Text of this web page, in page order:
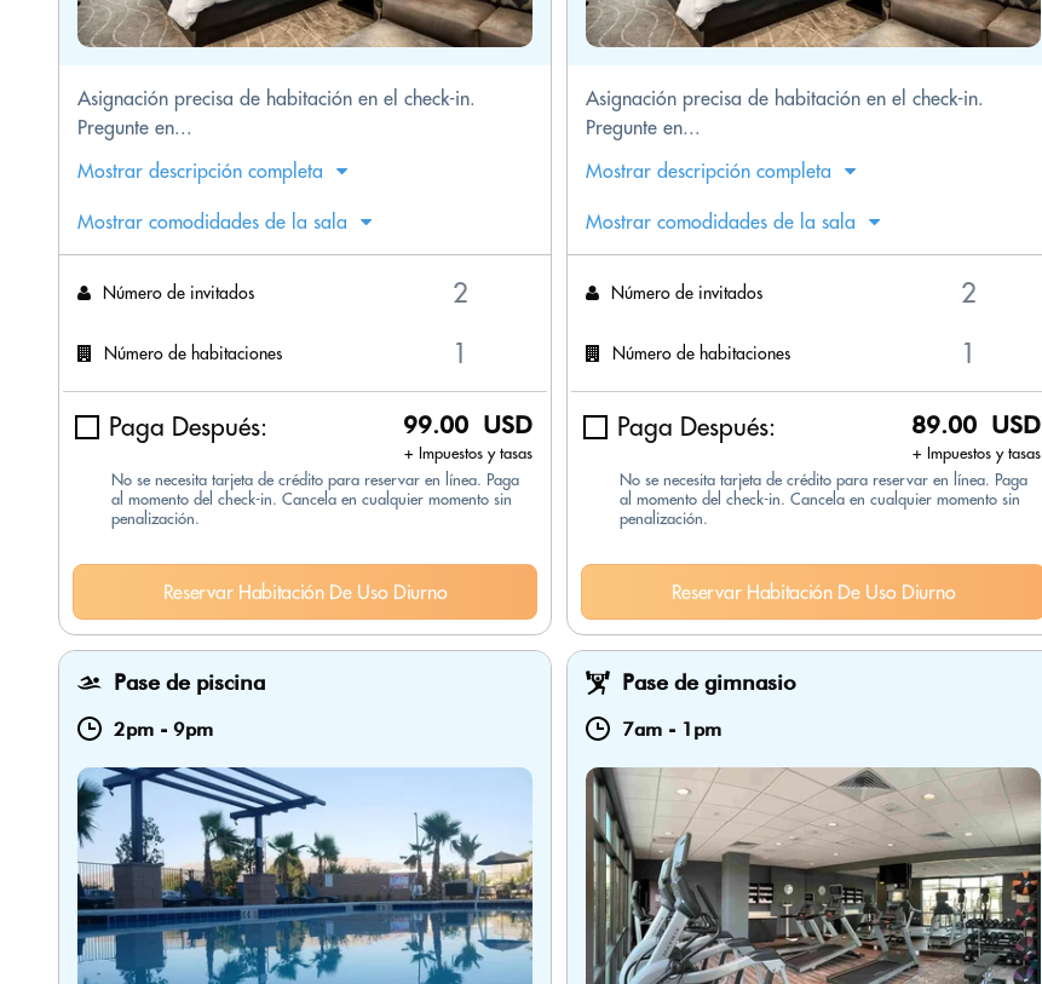
Asignación precisa de habitación en el check-in.
Pregunte en...
Mostrar descripción completa
Mostrar comodidades de la sala
Número de invitados
Número de habitaciones
Paga Después: 99.00 USD
+ Impuestos y tasas
No se necesita tarjeta de crédito para reservar en línea. Paga
al momento del check-in. Cancela en cualquier momento sin
penalización.
Reservar Habitación De Uso Diurno
Asignación precisa de habitación en el check-in.
Pregunte en...
Mostrar descripción completa
Mostrar comodidades de la sala
Número de invitados
Número de habitaciones
Paga Después: 89.00 USD
+ Impuestos y tasas
No se necesita tarjeta de crédito para reservar en línea. Paga
al momento del check-in. Cancela en cualquier momento sin
penalización.
Reservar Habitación De Uso Diurno
Pase de piscina
2pm - 9pm
Pase de gimnasio
7am - 1pm